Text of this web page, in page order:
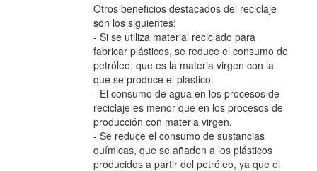
Otros beneficios destacados del reciclaje
son los siguientes:
- Si se utiliza material reciclado para
fabricar plásticos, se reduce el consumo de
petróleo, que es la materia virgen con la
que se produce el plástico.
- El consumo de agua en los procesos de
reciclaje es menor que en los procesos de
producción con materia virgen.
- Se reduce el consumo de sustancias
químicas, que se añaden a los plásticos
producidos a partir del petróleo, ya que el